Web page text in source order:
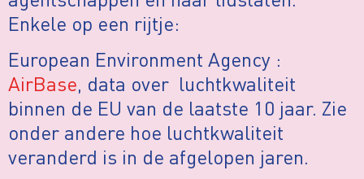
Enkele op een rijtje:
European Environment Agency :
AirBase, data over luchtkwaliteit
binnen de EU van de laatste 10 jaar. Zie
onder andere hoe luchtkwaliteit
veranderd is in de afgelopen jaren.